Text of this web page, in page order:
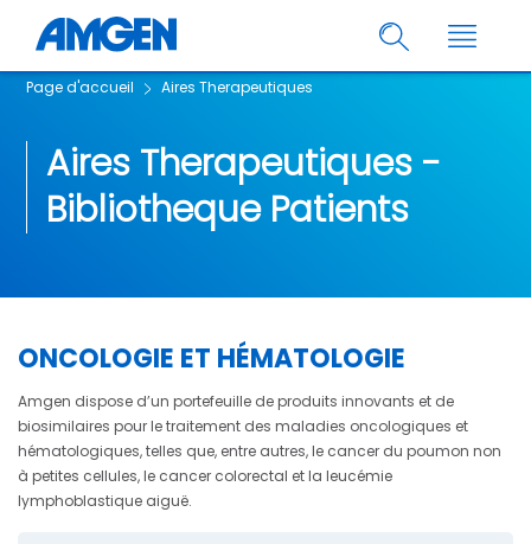
Page d'accueil Aires Therapeutiques
Aires Therapeutiques -
Bibliotheque Patients
ONCOLOGIE ET HÉMATOLOGIE
Amgen dispose d’un portefeuille de produits innovants et de
biosimilaires pour le traitement des maladies oncologiques et
hématologiques, telles que, entre autres, le cancer du poumon non
à petites cellules, le cancer colorectal et la leucémie
lymphoblastique aiguë.